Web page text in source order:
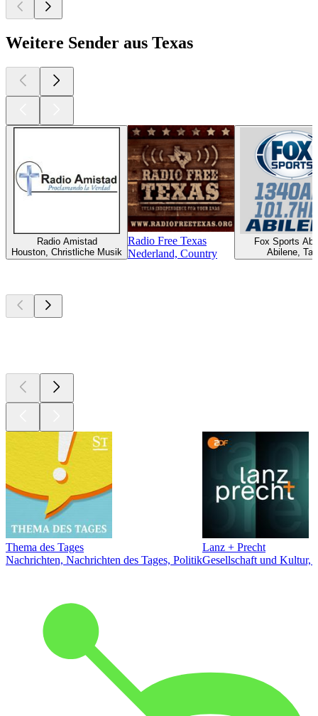
Weitere Sender aus Texas
Radio Amistad
Houston, Christliche Musik
Radio Free Texas
Nederland, Country
Fox Sports
Abilene,
Thema des Tages
Nachrichten, Nachrichten des Tages, Politik
Lanz + Precht
Gesellschaft und Kultur,